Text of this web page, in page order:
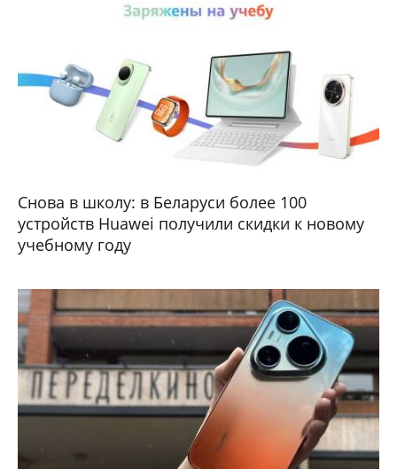
Снова в школу: в Беларуси более 100
устройств Huawei получили скидки к новому
учебному году